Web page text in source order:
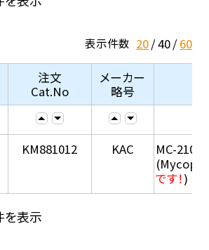
表示件数 20 40 60
注文
Cat.No
メーカー
略号
KM881012 KAC
MC-210 (
です！)
を表示